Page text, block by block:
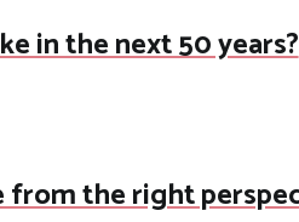
in the next 50 years?
from the right